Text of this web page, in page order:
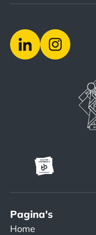
Pagina's
Home